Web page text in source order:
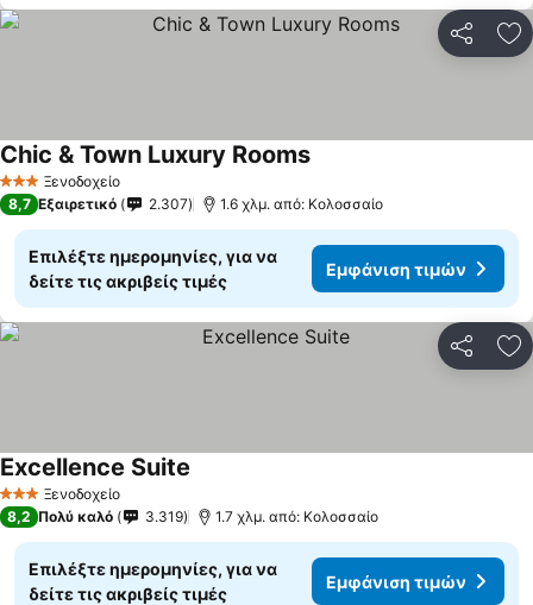
3 ΑστέριαΞενοδοχείο
Chic & Town Luxury RoomsΕμφάνιση τιμών
8,7 Εξαιρετικό 2.307 1.6 χλμ. από: Κολοσσαίο
Επιλέξτε ημερομηνίες, για να
δείτε τις ακριβείς τιμές
Εμφάνιση τιμών
3 ΑστέριαΞενοδοχείο
Excellence Suite
8,2 Πολύ καλό 3.319 1.7 χλμ. από: Κολοσσαίο
Επιλέξτε ημερομηνίες, για να
δείτε τις ακριβείς τιμές
Εμφάνιση τιμών